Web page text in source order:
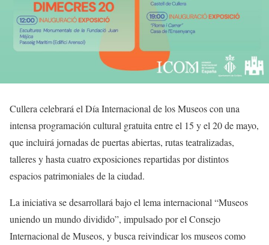
Cullera celebrará el Día Internacional de los Museos con una
intensa programación cultural gratuita entre el 15 y el 20 de mayo,
que incluirá jornadas de puertas abiertas, rutas teatralizadas,
talleres y hasta cuatro exposiciones repartidas por distintos
espacios patrimoniales de la ciudad.
La iniciativa se desarrollará bajo el lema internacional “Museos
uniendo un mundo dividido”, impulsado por el Consejo
Internacional de Museos, y busca reivindicar los museos como